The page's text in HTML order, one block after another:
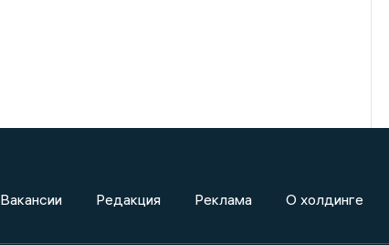
Вакансии Редакция Реклама О холдинге